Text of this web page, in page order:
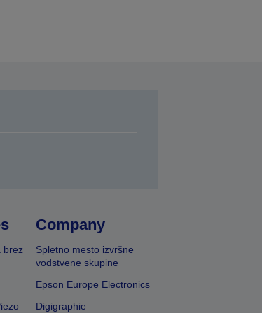
brez
Company
Spletno mesto izvršne
vodstvene skupine
Epson Europe Electronics
Digigraphie